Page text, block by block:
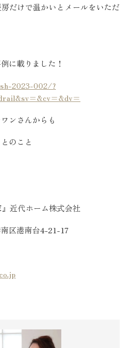
だけで温かいとメールをいただ
に載りました！
2023-002/?
ンさんからも
のこと
近代ホーム株式会社
区港南台4-21-17